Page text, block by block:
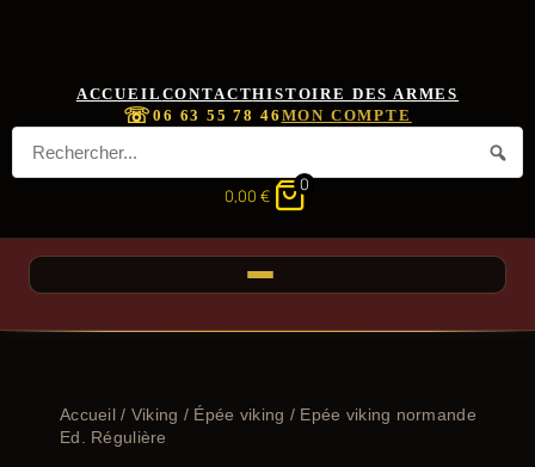
ACCUEIL CONTACTHISTOIRE DES ARMES
☏06 63 55 78 46 MON COMPTE
0,00 €
0
Accueil/ Viking / Épée viking / Epée viking normande
Ed. Régulière